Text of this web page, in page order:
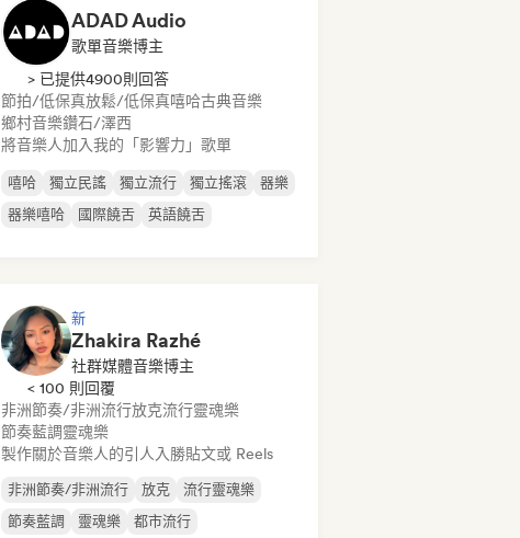
ADAD Audio
歌單音樂博主
> 已提供4900則回答
節拍/低保真放鬆/低保真嘻哈古典音樂
鄉村音樂鑽石/澤西
將音樂人加入我的「影響力」歌單
嘻哈 獨立民謠 獨立流行 獨立搖滾
器樂
器樂嘻哈
國際饒舌 英語饒舌
新
Zhakira Razhé
社群媒體音樂博主
< 100 則回覆
非洲節奏/非洲流行放克流行靈魂樂
節奏藍調靈魂樂
製作關於音樂人的引人入勝貼文或 Reels
非洲節奏/非洲流行 放克
流行靈魂樂
節奏藍調
靈魂樂 都市流行